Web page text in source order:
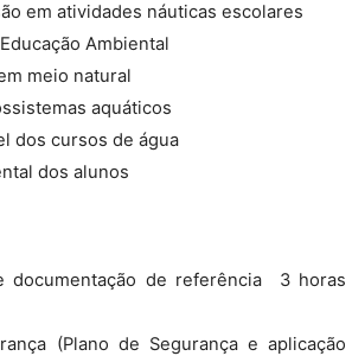
em atividades náuticas escolares
Ambiental
meio natural
aquáticos
dos cursos de água
dos alunos
documentação de referência  3 horas
(Plano de Segurança e aplicação